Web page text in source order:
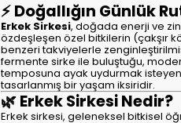
⚡ Doğallığın Günlük
Erkek Sirkesi, doğada enerji ve
özdeşleşen özel bitkilerin (çakşır
benzeri takviyelerle
fermente sirke ile buluştuğu,
temposuna ayak uydurmak
tasarlanmış bir yaşam iksiridir.
🌿 Erkek Sirkesi Nedir?
Erkek sirkesi, geleneksel bitkisel